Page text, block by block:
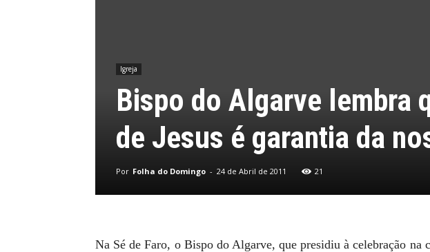
Igreja
Bispo do Algarve lembra
de Jesus é garantia da
Por Folha do Domingo - 24 de Abril de 2011 21
Na Sé de Faro, o Bispo do Algarve, que presidiu à celebração na